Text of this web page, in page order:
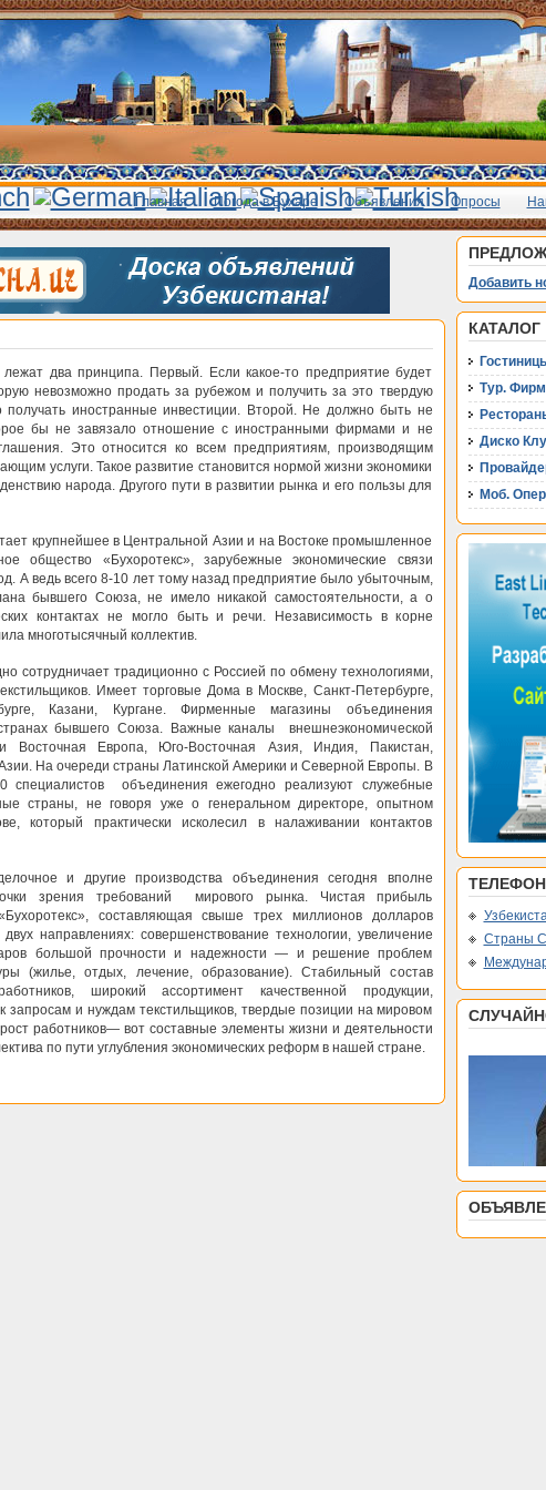
Главная Погода в Бухаре Объявления Опросы
лежат два принципа. Первый. Если какое-то предприятие будет
невозможно продать за рубежом и получить за это твердую
иностранные инвестиции. Второй. Не должно быть не
бы не завязало отношение с иностранными фирмами и не
Это относится ко всем предприятиям, производящим
услуги. Такое развитие становится нормой жизни экономики
народа. Другого пути в развитии рынка и его пользы для
крупнейшее в Центральной Азии и на Востоке промышленное
общество «Бухоротекс», зарубежные экономические связи
А ведь всего 8-10 лет тому назад предприятие было убыточным,
бывшего Союза, не имело никакой самостоятельности, а о
контактах не могло быть и речи. Независимость в корне
многотысячный коллектив.
сотрудничает традиционно с Россией по обмену технологиями,
Имеет торговые Дома в Москве, Санкт-Петербурге,
Казани, Кургане. Фирменные магазины объединения
бывшего Союза. Важные каналы внешнеэкономической
Восточная Европа, Юго-Восточная Азия, Индия, Пакистан,
На очереди страны Латинской Америки и Северной Европы. В
специалистов объединения ежегодно реализуют служебные
страны, не говоря уже о генеральном директоре, опытном
который практически исколесил в налаживании контактов
и другие производства объединения сегодня вполне
зрения требований мирового рынка. Чистая прибыль
составляющая свыше трех миллионов долларов
направлениях: совершенствование технологии, увеличение
большой прочности и надежности — и решение проблем
(жилье, отдых, лечение, образование). Стабильный состав
широкий ассортимент качественной продукции,
запросам и нуждам текстильщиков, твердые позиции на мировом
работников— вот составные элементы жизни и деятельности
по пути углубления экономических реформ в нашей стране.
Добавить
КАТАЛОГ
Тур.
Диско
Моб.
Страны